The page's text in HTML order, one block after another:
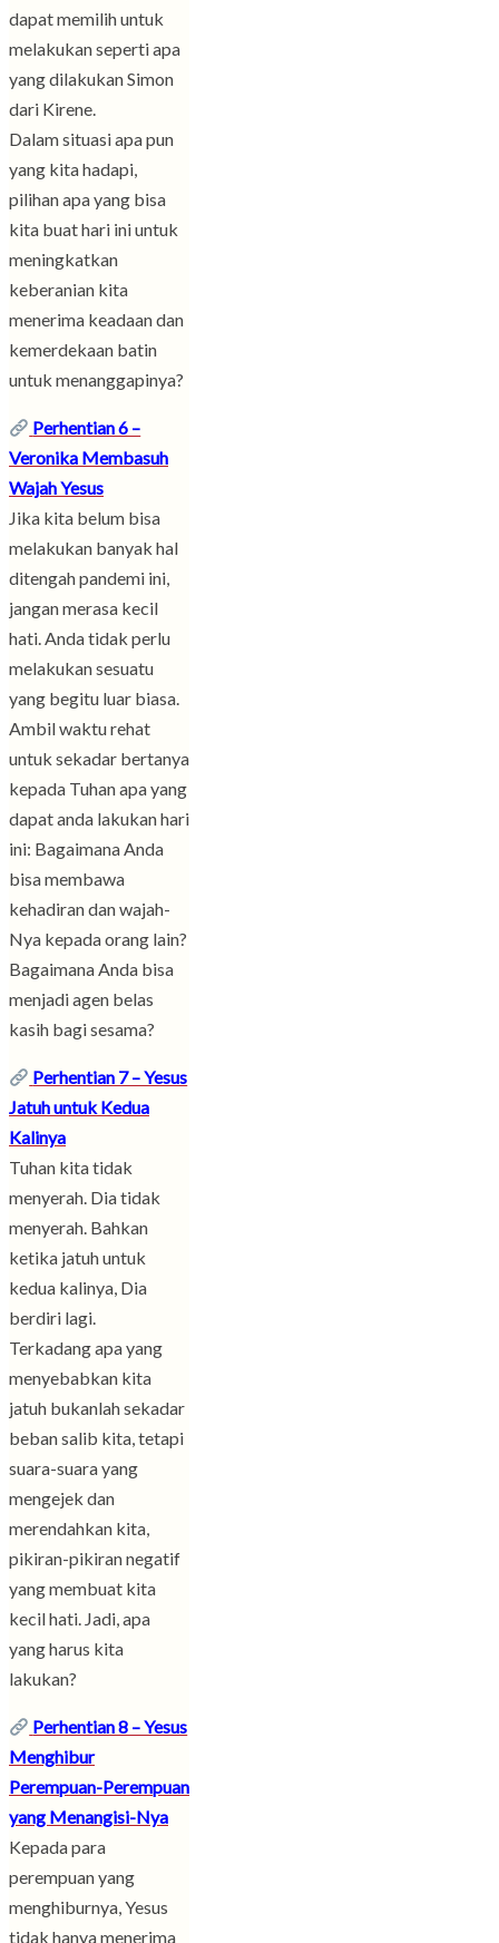
dapat memilih untuk
melakukan seperti apa
yang dilakukan Simon
dari Kirene.
Dalam situasi apa pun
yang kita hadapi,
pilihan apa yang bisa
kita buat hari ini untuk
meningkatkan
keberanian kita
menerima keadaan dan
kemerdekaan batin
untuk menanggapinya?
Perhentian 6 –
Veronika Membasuh
Wajah Yesus
Jika kita belum bisa
melakukan banyak hal
ditengah pandemi ini,
jangan merasa kecil
hati. Anda tidak perlu
melakukan sesuatu
yang begitu luar biasa.
Ambil waktu rehat
untuk sekadar bertanya
kepada Tuhan apa yang
dapat anda lakukan hari
ini: Bagaimana Anda
bisa membawa
kehadiran dan wajah-
Nya kepada orang lain?
Bagaimana Anda bisa
menjadi agen belas
kasih bagi sesama?
Perhentian 7 – Yesus
Jatuh untuk Kedua
Kalinya
Tuhan kita tidak
menyerah. Dia tidak
menyerah. Bahkan
ketika jatuh untuk
kedua kalinya, Dia
berdiri lagi.
Terkadang apa yang
menyebabkan kita
jatuh bukanlah sekadar
beban salib kita, tetapi
suara-suara yang
mengejek dan
merendahkan kita,
pikiran-pikiran negatif
yang membuat kita
kecil hati. Jadi, apa
yang harus kita
lakukan?
Perhentian 8 – Yesus
Menghibur
Perempuan-Perempuan
yang Menangisi-Nya
Kepada para
perempuan yang
menghiburnya, Yesus
tidak hanya menerima